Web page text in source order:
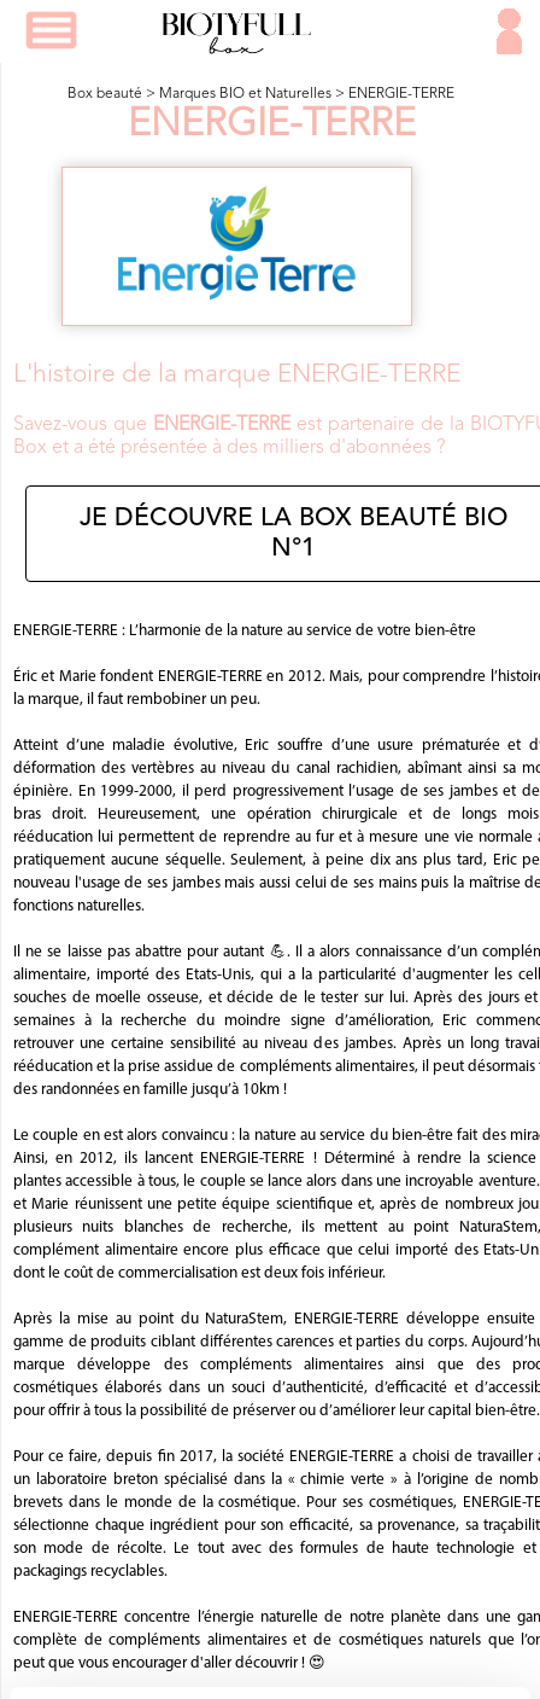
Box beauté > Marques BIO et Naturelles > ENERGIE-TERRE
ENERGIE-TERRE
L'histoire de la marque ENERGIE-TERRE
Savez-vous que ENERGIE-TERREest partenaire de la
Box et a été présentée à des milliers d'abonnées ?
JE DÉCOUVRE LA BOX BEAUTÉ BIO
N°1
ENERGIE-TERRE : L’harmonie de la nature au service de votre bien-être
Éric et Marie fondent ENERGIE-TERRE en 2012. Mais, pour comprendre
la marque, il faut rembobiner un peu.
Atteint d’une maladie évolutive, Eric souffre d’une usure prématurée et
déformation des vertèbres au niveau du canal rachidien, abîmant ainsi sa
épinière. En 1999-2000, il perd progressivement l’usage de ses jambes et
bras droit. Heureusement, une opération chirurgicale et de longs
rééducation lui permettent de reprendre au fur et à mesure une vie normale
pratiquement aucune séquelle. Seulement, à peine dix ans plus tard, Eric
nouveau l'usage de ses jambes mais aussi celui de ses mains puis la maîtrise
fonctions naturelles.
Il ne se laisse pas abattre pour autant 💪. Il a alors connaissance d’un
alimentaire, importé des Etats-Unis, qui a la particularité d'augmenter les
souches de moelle osseuse, et décide de le tester sur lui. Après des jours
semaines à la recherche du moindre signe d’amélioration, Eric
retrouver une certaine sensibilité au niveau des jambes. Après un long
rééducation et la prise assidue de compléments alimentaires, il peut désormais
des randonnées en famille jusqu’à 10km !
Le couple en est alors convaincu : la nature au service du bien-être fait des
Ainsi, en 2012, ils lancent ENERGIE-TERRE ! Déterminé à rendre la
plantes accessible à tous, le couple se lance alors dans une incroyable
et Marie réunissent une petite équipe scientifique et, après de nombreux
plusieurs nuits blanches de recherche, ils mettent au point
complément alimentaire encore plus efficace que celui importé des Etats-
dont le coût de commercialisation est deux fois inférieur.
Après la mise au point du NaturaStem, ENERGIE-TERRE développe
gamme de produits ciblant différentes carences et parties du corps.
marque développe des compléments alimentaires ainsi que des
cosmétiques élaborés dans un souci d’authenticité, d’efficacité et
pour offrir à tous la possibilité de préserver ou d’améliorer leur capital bien-
Pour ce faire, depuis fin 2017, la société ENERGIE-TERRE a choisi de travailler
un laboratoire breton spécialisé dans la « chimie verte » à l’origine de
brevets dans le monde de la cosmétique. Pour ses cosmétiques, ENERGIE-
sélectionne chaque ingrédient pour son efficacité, sa provenance, sa
son mode de récolte. Le tout avec des formules de haute technologie et
packagings recyclables.
ENERGIE-TERRE concentre l’énergie naturelle de notre planète dans une
complète de compléments alimentaires et de cosmétiques naturels que
peut que vous encourager d'aller découvrir ! 😍